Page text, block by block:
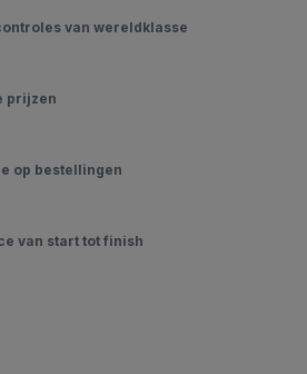
van wereldklasse
prijzen
op bestellingen
van start tot finish